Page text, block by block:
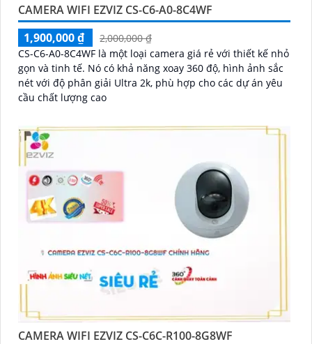
CAMERA WIFI EZVIZ CS-C6-A0-8C4WF
1,900,000 ₫
2,000,000 ₫
CS-C6-A0-8C4WF là một loại camera giá rẻ với thiết kế nhỏ
gọn và tinh tế. Nó có khả năng xoay 360 độ, hình ảnh sắc
nét với độ phân giải Ultra 2k, phù hợp cho các dự án yêu
cầu chất lượng cao
CAMERA WIFI EZVIZ CS-C6C-R100-8G8WF